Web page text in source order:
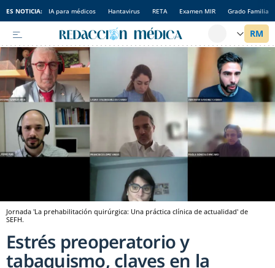
ES NOTICIA: IA para médicos Hantavirus RETA Examen MIR Grado Familia
Jornada 'La prehabilitación quirúrgica: Una práctica clínica de actualidad' de
SEFH.
Estrés preoperatorio y
tabaquismo, claves en la